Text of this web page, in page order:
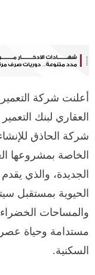
العقاري لبنك
شركة الحاذق
الجديدة، والذي
الحيوية بمستقبل
والمساحات
مستدامة وحياة
السكنية.